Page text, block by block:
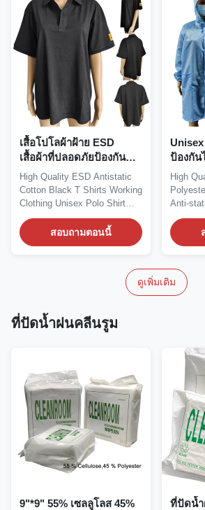
เสื้อโปโลผ้าฝ้าย ESD
เสื้อผ้าที่ปลอดภัยป้องกัน
ไฟฟ้าสถิตย์ Unisex สำหรับ
ห้องปฏิบัติการคลีนรูม
High Quality ESD Antistatic
Cotton Black T Shirts Working
Clothing Unisex Polo Shirt
For...
สอบถามตอนนี้
ป้องกัน
สำหรับ
High
Anti-
ดูเพิ่มเติม
ที่ปัดน้ำฝนคลีนรูม
9"*9" 55% เซลลูโลส 45%
ที่ปัดน้